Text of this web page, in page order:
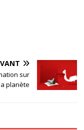
sur
planète